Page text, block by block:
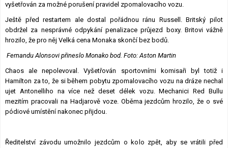
vyšetřován za možné porušení pravidel zpomalovacího vozu.
Ještě před restartem ale dostal pořádnou ránu Russell. Britský pilot
obdržel za nesprávné odpykání penalizace průjezd boxy. Britovi vážně
hrozilo, že pro něj Velká cena Monaka skončí bez bodů.
Fernandu Alonsovi přineslo Monako bod. Foto: Aston Martin
Chaos ale nepolevoval. Vyšetřován sportovními komisaři byl totiž i
Hamilton za to, že si během pobytu zpomalovacího vozu na dráze nechal
ujet Antonelliho na více než deset délek vozu. Mechanici Red Bullu
mezitím pracovali na Hadjarově voze. Oběma jezdcům hrozilo, že o své
pódiové umístění nakonec přijdou.
Ředitelství závodu umožnilo jezdcům o kolo zpět, aby se vrátili před